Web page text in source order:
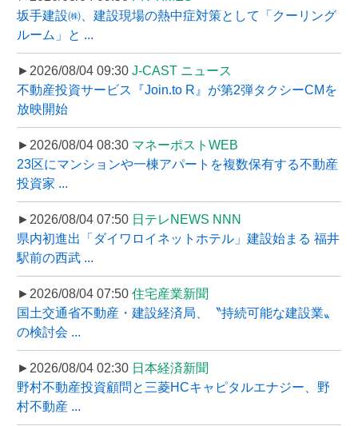
坂手建設㈱、建設現場の熱中症対策として「クーリング
ルーム」と ...
►2026/08/04 09:30 J-CAST ニュース
不動産投資サービス『Join.to R』が第2弾タクシーCMを
放映開始
►2026/08/04 08:30 マネーポストWEB
23区にマンションや一棟アパートを複数保有する不動産
投資家 ...
►2026/08/04 07:50 日テレNEWS NNN
県内初進出「ダイワロイネットホテル」建設始まる 福井
駅前の西武 ...
►2026/08/04 07:50 住宅産業新聞
国土交通省不動産・建設経済局、〝持続可能な建設業〟
の検討会 ...
►2026/08/04 02:30 日本経済新聞
野村不動産投資顧問と三菱HCキャピタルエナジー、野
村不動産 ...